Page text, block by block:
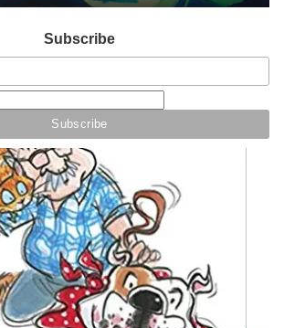
Subscribe